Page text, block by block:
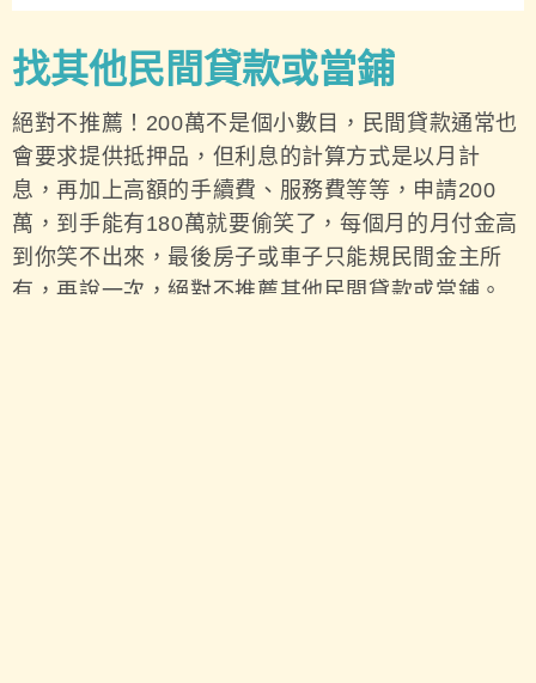
找其他民間貸款或當鋪
絕對不推薦！200萬不是個小數目，民間貸款通常也
會要求提供抵押品，但利息的計算方式是以月計
息，再加上高額的手續費、服務費等等，申請200
萬，到手能有180萬就要偷笑了，每個月的月付金高
到你笑不出來，最後房子或車子只能規民間金主所
有，再說一次，絕對不推薦其他民間貸款或當鋪。